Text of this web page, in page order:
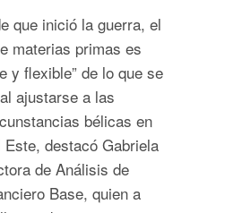
que inició la guerra, el
materias primas es
y flexible” de lo que se
ajustarse a las
bélicas en
Este, destacó Gabriela
de Análisis de
Base, quien a